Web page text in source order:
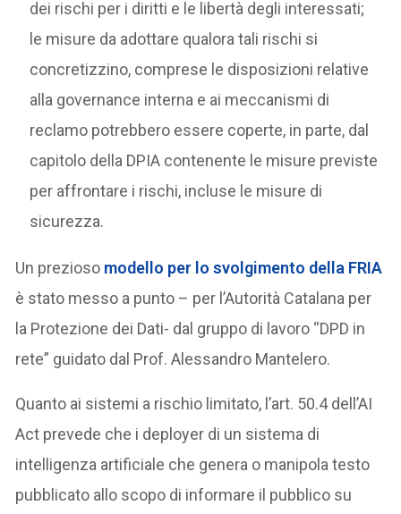
dei rischi per i diritti e le libertà degli interessati;
le misure da adottare qualora tali rischi si
concretizzino, comprese le disposizioni relative
alla governance interna e ai meccanismi di
reclamo potrebbero essere coperte, in parte, dal
capitolo della DPIA contenente le misure previste
per affrontare i rischi, incluse le misure di
sicurezza.
Un prezioso modello per lo svolgimento della FRIA
è stato messo a punto – per l’Autorità Catalana per
la Protezione dei Dati- dal gruppo di lavoro “DPD in
rete” guidato dal Prof. Alessandro Mantelero.
Quanto ai sistemi a rischio limitato, l’art. 50.4 dell’AI
Act prevede che i deployer di un sistema di
intelligenza artificiale che genera o manipola testo
pubblicato allo scopo di informare il pubblico su